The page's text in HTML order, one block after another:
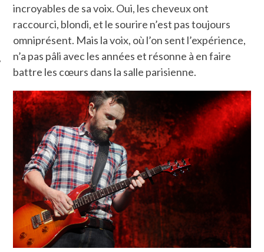
SOCIAUX
incroyables de sa voix. Oui, les cheveux ont
raccourci, blondi, et le sourire n’est pas toujours
omniprésent. Mais la voix, où l’on sent l’expérience,
n’a pas pâli avec les années et résonne à en faire
battre les cœurs dans la salle parisienne.